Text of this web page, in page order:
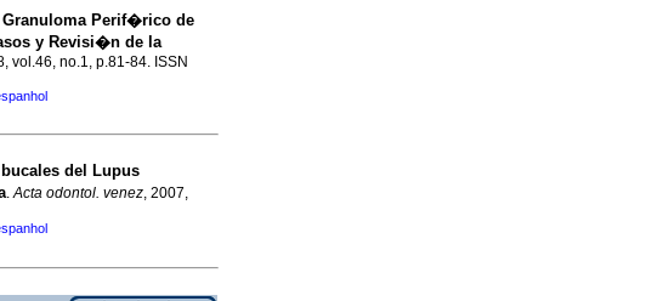
Granuloma Perif�rico de
y Revisi�n de la
vol.46, no.1, p.81-84. ISSN
del Lupus
.Acta odontol. venez, 2007,